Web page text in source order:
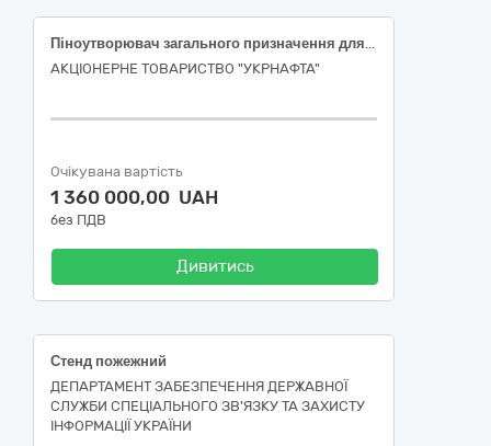
Піноутворювач загального призначення для гасіння пожеж
АКЦІОНЕРНЕ ТОВАРИСТВО "УКPНAФТА"
Очікувана вартість
1 360 000,00 UAH
без ПДВ
Дивитись
Стенд пожежний
ДЕПАРТАМЕНТ ЗАБЕЗПЕЧЕННЯ ДЕРЖАВНОЇ
СЛУЖБИ СПЕЦІАЛЬНОГО ЗВ'ЯЗКУ ТА ЗАХИСТУ
ІНФОРМАЦІЇ УКРАЇНИ